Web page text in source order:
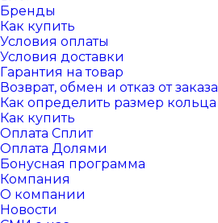
Бренды
Как купить
Условия оплаты
Условия доставки
Гарантия на товар
Возврат, обмен и отказ от заказа
Как определить размер кольца
Как купить
Оплата Сплит
Оплата Долями
Бонусная программа
Компания
О компании
Новости